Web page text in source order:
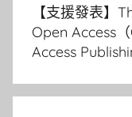
導
覽
【支援發表】
Open Access
Access